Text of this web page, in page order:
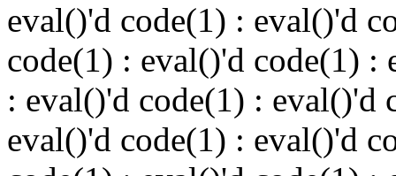
eval()'d code(1) : eval()'d
code(1) : eval()'d code(1) :
: eval()'d code(1) : eval()'d
eval()'d code(1) : eval()'d